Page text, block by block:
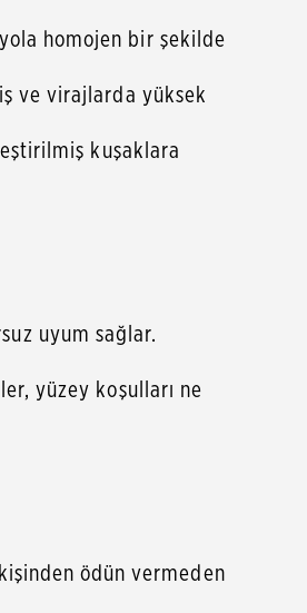
homojen bir şekilde
ve virajlarda yüksek
kuşaklara
uyum sağlar.
yüzey koşulları ne
ödün vermeden